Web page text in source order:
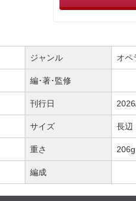
ジャンル オペ
編･著･監修
刊行日
サイズ 長辺
重さ 206g
編成